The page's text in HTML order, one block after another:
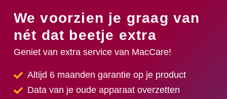
We voorzien je graag van
nét dat beetje extra
Geniet van extra service van MacCare!
Altijd 6 maanden garantie op je product
Data van je oude apparaat overzetten